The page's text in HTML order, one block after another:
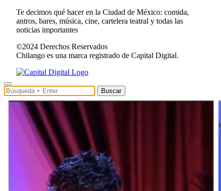
Te decimos qué hacer en la Ciudad de México: comida,
antros, bares, música, cine, cartelera teatral y todas las
noticias importantes
©2024 Derechos Reservados
Chilango es una marca registrado de Capital Digital.
Buscar